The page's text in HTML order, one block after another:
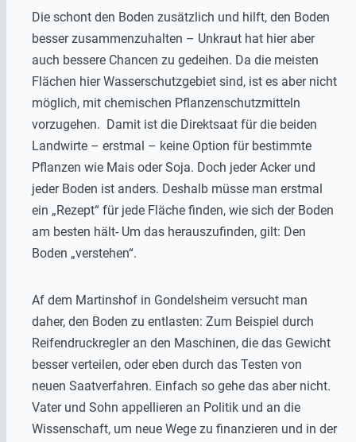
Die schont den Boden zusätzlich und hilft, den Boden
besser zusammenzuhalten – Unkraut hat hier aber
auch bessere Chancen zu gedeihen. Da die meisten
Flächen hier Wasserschutzgebiet sind, ist es aber nicht
möglich, mit chemischen Pflanzenschutzmitteln
vorzugehen. Damit ist die Direktsaat für die beiden
Landwirte – erstmal – keine Option für bestimmte
Pflanzen wie Mais oder Soja. Doch jeder Acker und
jeder Boden ist anders. Deshalb müsse man erstmal
ein „Rezept“ für jede Fläche finden, wie sich der Boden
am besten hält- Um das herauszufinden, gilt: Den
Boden „verstehen“.
Af dem Martinshof in Gondelsheim versucht man
daher, den Boden zu entlasten: Zum Beispiel durch
Reifendruckregler an den Maschinen, die das Gewicht
besser verteilen, oder eben durch das Testen von
neuen Saatverfahren. Einfach so gehe das aber nicht.
Vater und Sohn appellieren an Politik und an die
Wissenschaft, um neue Wege zu finanzieren und in der